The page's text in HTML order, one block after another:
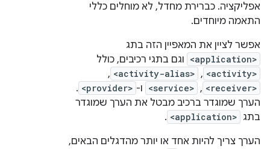
אפליקציה. כברירת מחדל, לא מוחלים כללי
התאמה מיוחדים.
אפשר לציין את המאפיין הזה בתג
<application> וגם בתגי רכיבים, כולל
<activity>
,
<activity-alias>
,
<receiver>
,
<service> ו- <provider>
.
הערך שמוגדר ברכיב מבטל את הערך שמוגדר
בתג <application>
.
הערך צריך להיות אחד או יותר מהדגלים הבאים,